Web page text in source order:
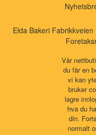
Elda Bakeri
Vår
du får en
vi kan
bruker
lagre
hva du
din.
normalt